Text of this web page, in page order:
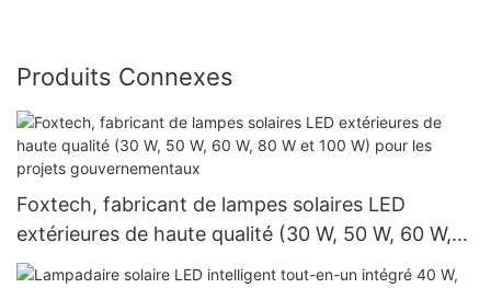
Produits Connexes
Foxtech, fabricant de lampes solaires LED
extérieures de haute qualité (30 W, 50 W, 60 W,
80 W et 100 W) pour les projets